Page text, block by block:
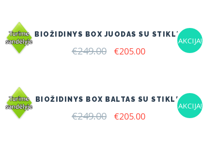
AKCIJA!
BIOŽIDINYS BOX JUODAS SU STIKLU
€249.00 Original
€205.00Current
AKCIJA!
BIOŽIDINYS BOX BALTAS SU STIKLU
€249.00 Original
€205.00Current